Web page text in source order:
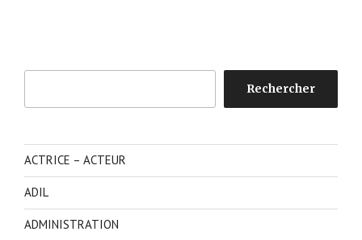
Rechercher
ACTRICE – ACTEUR
ADIL
ADMINISTRATION